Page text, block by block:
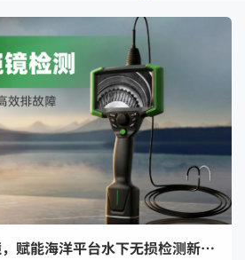
久维智检工业内窥镜，赋能海洋平台水下无损检测新高度